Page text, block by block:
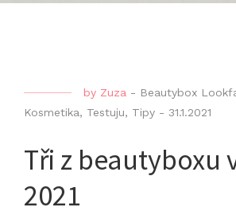
by Zuza - Beautybox
Kosmetika, Testuju, Tipy - 31.1.2021
Tři z beautyboxu
2021